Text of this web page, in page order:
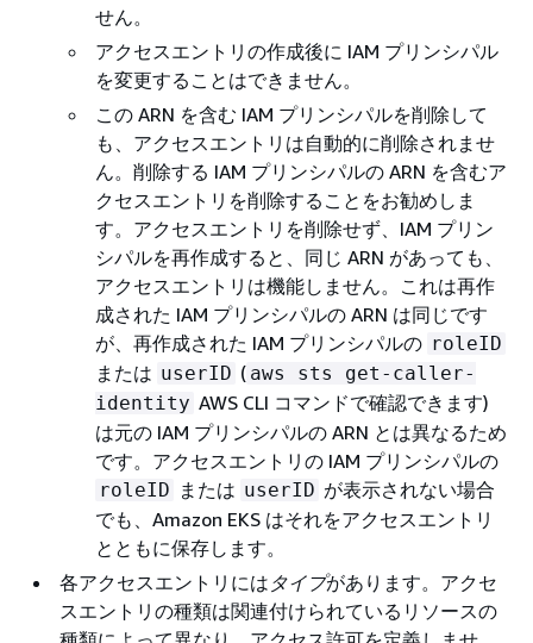
せん。
アクセスエントリの作成後に IAM プリンシパル
を変更することはできません。
この ARN を含む IAM プリンシパルを削除して
も、アクセスエントリは自動的に削除されませ
ん。削除する IAM プリンシパルの ARN を含むア
クセスエントリを削除することをお勧めしま
す。アクセスエントリを削除せず、IAM プリン
シパルを再作成すると、同じ ARN があっても、
アクセスエントリは機能しません。これは再作
成された IAM プリンシパルの ARN は同じです
が、再作成された IAM プリンシパルの roleID
または userID ( aws sts get-caller-
identity AWS CLI コマンドで確認できます)
は元の IAM プリンシパルの ARN とは異なるため
です。アクセスエントリの IAM プリンシパルの
roleID または userID が表示されない場合
でも、Amazon EKS はそれをアクセスエントリ
とともに保存します。
各アクセスエントリには タイプがあります。アクセ
スエントリの種類は関連付けられているリソースの